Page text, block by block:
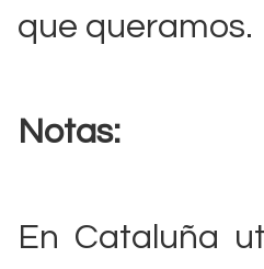
que queramos.
Notas:
En Cataluña